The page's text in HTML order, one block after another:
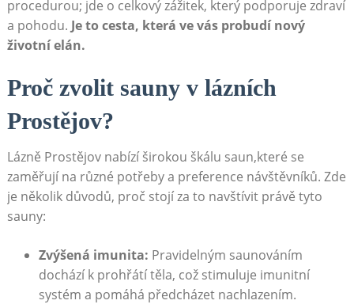
procedurou; jde o celkový zážitek, který podporuje zdraví
a pohodu. Je to cesta, která ve vás probudí nový
životní elán.
Proč zvolit sauny v lázních
Prostějov?
Lázně Prostějov nabízí širokou škálu saun,které se
zaměřují na různé potřeby a preference návštěvníků. Zde
je několik důvodů, proč stojí za to navštívit právě tyto
sauny:
Zvýšená imunita: Pravidelným saunováním
dochází k prohřátí těla, což stimuluje imunitní
systém a pomáhá předcházet nachlazením.